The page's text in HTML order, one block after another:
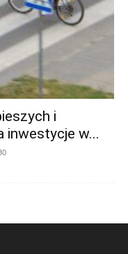
i
inwestycje w...